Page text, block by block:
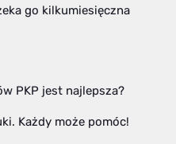
go kilkumiesięczna
PKP jest najlepsza?
Każdy może pomóc!